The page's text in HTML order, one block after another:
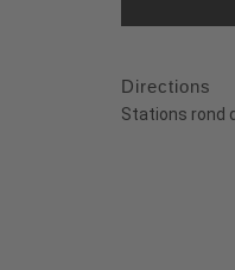
Directions
Stations rond